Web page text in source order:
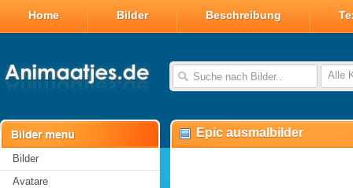
Home Bilder Beschreibung
Alle
Bilder
Avatare
Epic ausmalbilder